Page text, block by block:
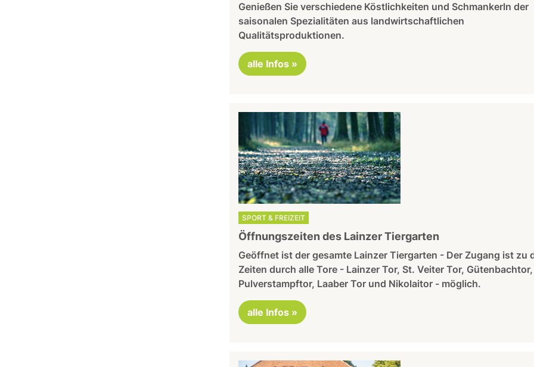
Genießen Sie verschiedene Köstlichkeiten und Schmankerln der
saisonalen Spezialitäten aus landwirtschaftlichen
Qualitätsproduktionen.
alle Infos »
SPORT & FREIZEIT
Öffnungszeiten des Lainzer Tiergarten
Geöffnet ist der gesamte Lainzer Tiergarten - Der Zugang ist zu
Zeiten durch alle Tore - Lainzer Tor, St. Veiter Tor, Gütenbachtor,
Pulverstampftor, Laaber Tor und Nikolaitor - möglich.
alle Infos »